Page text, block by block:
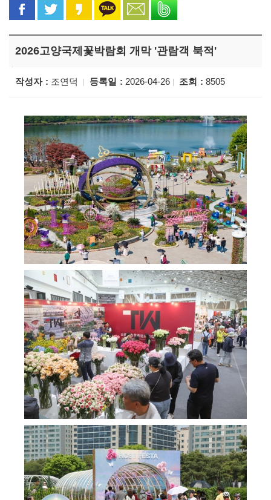
페이스북으로 공유
트위터로 공유카카오 스토리로 공유
카카오톡으로 공유
문자로 공유
2026고양국제꽃박람회 개막 '관람객 북적'
작성자 조연덕 등록일 2026-04-26 조회 8505